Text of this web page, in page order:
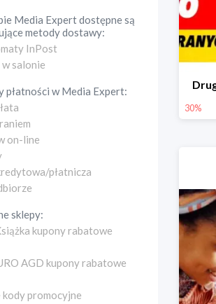
Media Expertdostępne są
metody dostawy:
InPost
salonie
płatności wMedia Expert:
on-line
płatnicza
sklepy:
kupony rabatowe
AGD kupony rabatowe
kody promocyjne
30%